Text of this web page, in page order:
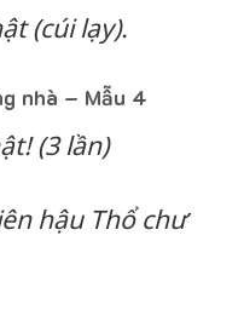
(cúi lạy).
nhà – Mẫu 4
(3 lần)
hậu Thổ chư